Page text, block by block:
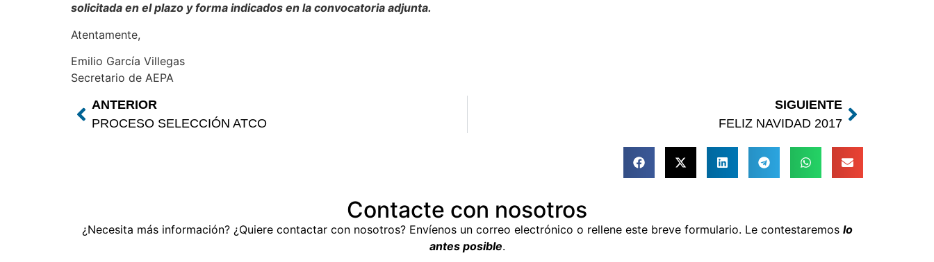
solicitada en el plazo y forma indicados en la convocatoria adjunta.
Atentamente,
Emilio García Villegas
Secretario de AEPA
ANTERIOR
PROCESO SELECCIÓN ATCO
SIGUIENTE
FELIZ NAVIDAD 2017
Contacte con nosotros
¿Necesita más información? ¿Quiere contactar con nosotros? Envíenos un correo electrónico o rellene este breve formulario. Le contestaremos lo
antes posible.